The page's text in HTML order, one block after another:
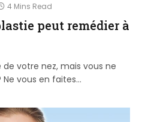
4 Mins Read
peut remédier à
de votre nez, mais vous ne
vous en faites…